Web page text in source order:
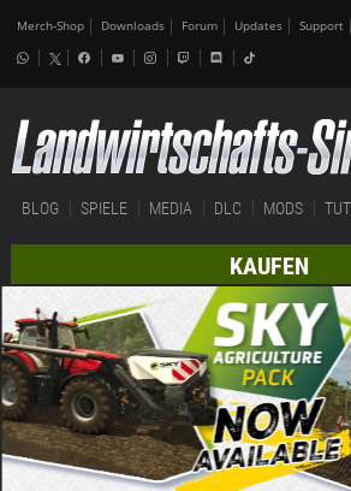
Merch-Shop Downloads Forum Updates Support
BLOG SPIELE MEDIA DLC MODS
KAUFEN